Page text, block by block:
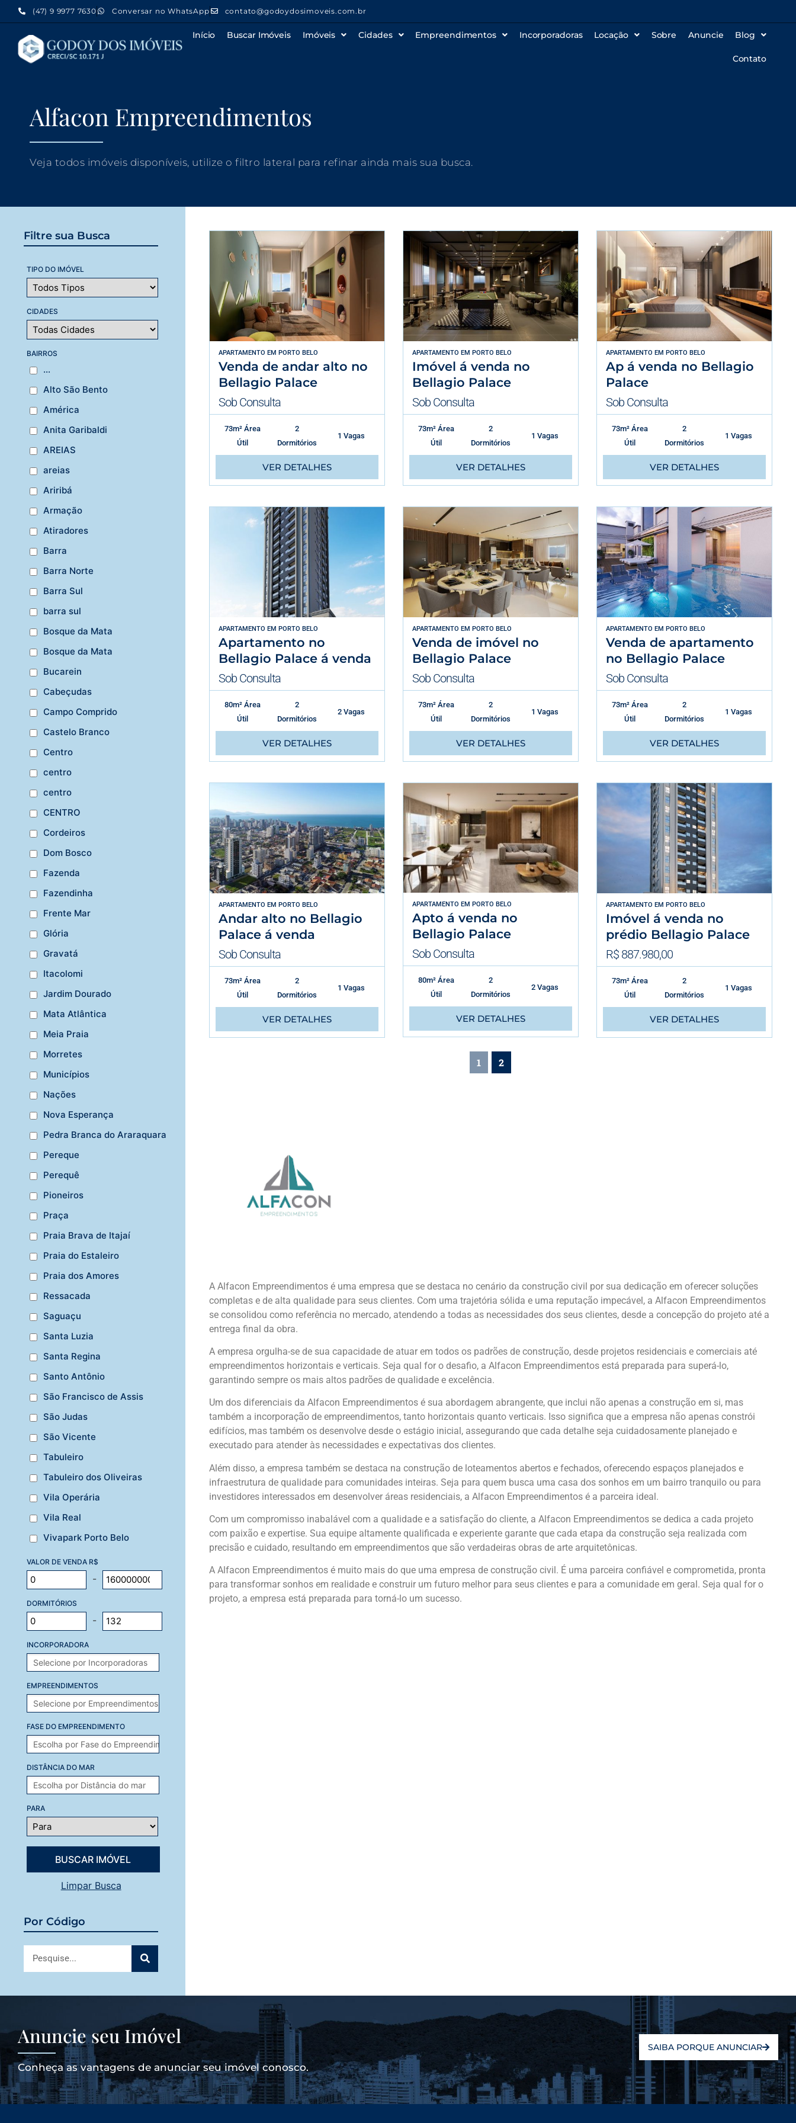
(47) 9 9977 7630 Conversar no WhatsApp contato@godoydosimoveis.com.br
Início Buscar Imóveis Imóveis Cidades Empreendimentos Incorporadoras Locação Sobre Anuncie Blog
Contato
Alfacon Empreendimentos
Veja todos imóveis disponíveis, utilize o filtro lateral para refinar ainda mais sua busca.
Filtre sua Busca
TIPO DO IMÓVEL
CIDADES
BAIRROS
...
Alto São Bento
América
Anita Garibaldi
AREIAS
areias
Ariribá
Armação
Atiradores
Barra
Barra Norte
Barra Sul
barra sul
Bosque da Mata
Bosque da Mata
Bucarein
Cabeçudas
Campo Comprido
Castelo Branco
Centro
centro
centro
CENTRO
Cordeiros
Dom Bosco
Fazenda
Fazendinha
Frente Mar
Glória
Gravatá
Itacolomi
Jardim Dourado
Mata Atlântica
Meia Praia
Morretes
Municípios
Nações
Nova Esperança
Pedra Branca do Araraquara
Pereque
Perequê
Pioneiros
Praça
Praia Brava de Itajaí
Praia do Estaleiro
Praia dos Amores
Ressacada
Saguaçu
Santa Luzia
Santa Regina
Santo Antônio
São Francisco de Assis
São Judas
São Vicente
Tabuleiro
Tabuleiro dos Oliveiras
Vila Operária
Vila Real
Vivapark Porto Belo
VALOR DE VENDA R$
-
DORMITÓRIOS
-
INCORPORADORA
EMPREENDIMENTOS
FASE DO EMPREENDIMENTO
DISTÂNCIA DO MAR
PARA
Limpar Busca
Por Código
APARTAMENTO EM PORTO BELO
Venda de andar alto no
Bellagio Palace
Sob Consulta
73m² Área
Útil
2
Dormitórios
1 Vagas
VER DETALHES
APARTAMENTO EM PORTO BELO
Imóvel á venda no
Bellagio Palace
Sob Consulta
73m² Área
Útil
2
Dormitórios
1 Vagas
VER DETALHES
APARTAMENTO EM PORTO BELO
Ap á venda no Bellagio
Palace
Sob Consulta
73m² Área
Útil
2
Dormitórios
1 Vagas
VER DETALHES
APARTAMENTO EM PORTO BELO
Apartamento no
Bellagio Palace á venda
Sob Consulta
80m² Área
Útil
2
Dormitórios
2 Vagas
VER DETALHES
APARTAMENTO EM PORTO BELO
Venda de imóvel no
Bellagio Palace
Sob Consulta
73m² Área
Útil
2
Dormitórios
1 Vagas
VER DETALHES
APARTAMENTO EM PORTO BELO
Venda de apartamento
no Bellagio Palace
Sob Consulta
73m² Área
Útil
2
Dormitórios
1 Vagas
VER DETALHES
APARTAMENTO EM PORTO BELO
Andar alto no Bellagio
Palace á venda
Sob Consulta
73m² Área
Útil
2
Dormitórios
1 Vagas
VER DETALHES
APARTAMENTO EM PORTO BELO
Apto á venda no
Bellagio Palace
Sob Consulta
80m² Área
Útil
2
Dormitórios
2 Vagas
VER DETALHES
APARTAMENTO EM PORTO BELO
Imóvel á venda no
prédio Bellagio Palace
R$ 887.980,00
73m² Área
Útil
2
Dormitórios
1 Vagas
VER DETALHES
1 2
A Alfacon Empreendimentos é uma empresa que se destaca no cenário da construção civil por sua dedicação em oferecer soluções
completas e de alta qualidade para seus clientes. Com uma trajetória sólida e uma reputação impecável, a Alfacon Empreendimentos
se consolidou como referência no mercado, atendendo a todas as necessidades dos seus clientes, desde a concepção do projeto até a
entrega final da obra.
A empresa orgulha-se de sua capacidade de atuar em todos os padrões de construção, desde projetos residenciais e comerciais até
empreendimentos horizontais e verticais. Seja qual for o desafio, a Alfacon Empreendimentos está preparada para superá-lo,
garantindo sempre os mais altos padrões de qualidade e excelência.
Um dos diferenciais da Alfacon Empreendimentos é sua abordagem abrangente, que inclui não apenas a construção em si, mas
também a incorporação de empreendimentos, tanto horizontais quanto verticais. Isso significa que a empresa não apenas constrói
edifícios, mas também os desenvolve desde o estágio inicial, assegurando que cada detalhe seja cuidadosamente planejado e
executado para atender às necessidades e expectativas dos clientes.
Além disso, a empresa também se destaca na construção de loteamentos abertos e fechados, oferecendo espaços planejados e
infraestrutura de qualidade para comunidades inteiras. Seja para quem busca uma casa dos sonhos em um bairro tranquilo ou para
investidores interessados em desenvolver áreas residenciais, a Alfacon Empreendimentos é a parceira ideal.
Com um compromisso inabalável com a qualidade e a satisfação do cliente, a Alfacon Empreendimentos se dedica a cada projeto
com paixão e expertise. Sua equipe altamente qualificada e experiente garante que cada etapa da construção seja realizada com
precisão e cuidado, resultando em empreendimentos que são verdadeiras obras de arte arquitetônicas.
A Alfacon Empreendimentos é muito mais do que uma empresa de construção civil. É uma parceira confiável e comprometida, pronta
para transformar sonhos em realidade e construir um futuro melhor para seus clientes e para a comunidade em geral. Seja qual for o
projeto, a empresa está preparada para torná-lo um sucesso.
Anuncie seu Imóvel
Conheça as vantagens de anunciar seu imóvel conosco.
SAIBA PORQUE ANUNCIAR